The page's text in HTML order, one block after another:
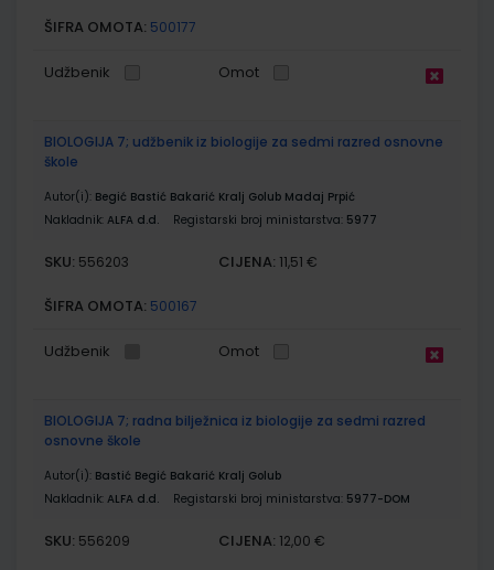
ŠIFRA OMOTA: 500177
Udžbenik Omot
BIOLOGIJA 7; udžbenik iz biologije za sedmi razred osnovne
škole
Autor(i): Begić Bastić Bakarić Kralj Golub Madaj Prpić
Nakladnik: ALFA d.d. Registarski broj ministarstva: 5977
SKU: 556203 CIJENA: 11,51 €
ŠIFRA OMOTA: 500167
Udžbenik Omot
BIOLOGIJA 7; radna bilježnica iz biologije za sedmi razred
osnovne škole
Autor(i): Bastić Begić Bakarić Kralj Golub
Nakladnik: ALFA d.d. Registarski broj ministarstva: 5977-DOM
SKU: 556209 CIJENA: 12,00 €